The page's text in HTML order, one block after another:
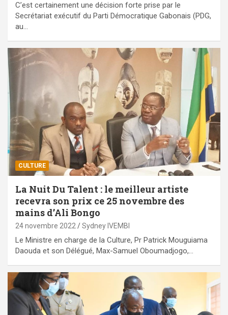
C’est certainement une décision forte prise par le
Secrétariat exécutif du Parti Démocratique Gabonais (PDG,
au…
CULTURE
La Nuit Du Talent : le meilleur artiste
recevra son prix ce 25 novembre des
mains d’Ali Bongo
24 novembre 2022 Sydney IVEMBI
Le Ministre en charge de la Culture, Pr Patrick Mouguiama
Daouda et son Délégué, Max-Samuel Oboumadjogo,…